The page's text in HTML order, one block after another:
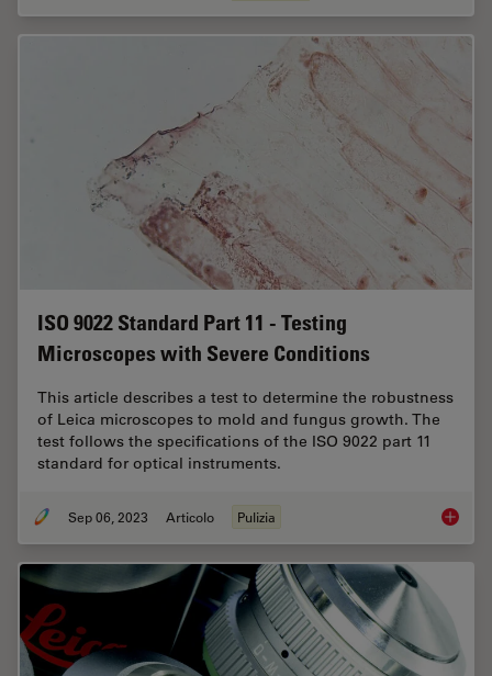
ISO 9022 Standard Part 11 - Testing
Microscopes with Severe Conditions
This article describes a test to determine the robustness
of Leica microscopes to mold and fungus growth. The
test follows the specifications of the ISO 9022 part 11
standard for optical instruments.
Sep 06, 2023 Articolo Pulizia ISO